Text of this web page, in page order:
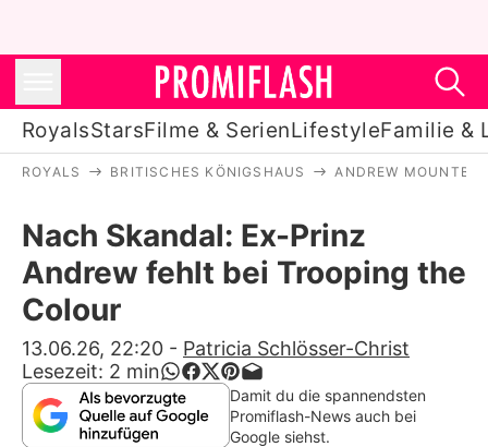
RoyalsStarsFilme & SerienLifestyleFamilie &
Stars
Filme & Serien
Lifestyle
Familie & Liebe
Promiflash Exklusiv
ROYALS BRITISCHES KÖNIGSHAUS ANDREW
Nach Skandal: Ex-Prinz
Andrew fehlt bei Trooping the
Colour
13.06.26, 22:20 - Patricia Schlösser-Christ
Lesezeit: 2 min
Damit du die spannendsten
Promiflash-News auch bei
Google siehst.